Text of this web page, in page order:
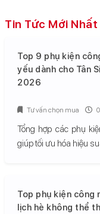
Tin Tức Mới Nhất
Top 9 phụ kiện
yếu dành cho Tân
2026
Tổng hợp các phụ
giúp tối ưu hóa hiệu
Tư vấn chọn mua
Top phụ kiện công
lịch hè không thể